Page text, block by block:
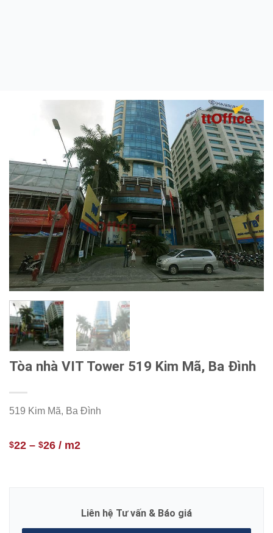
Tòa nhà VIT Tower 519 Kim Mã, Ba Đình
519 Kim Mã, Ba Đình
$22 – $26 / m2
Liên hệ Tư vấn & Báo giá